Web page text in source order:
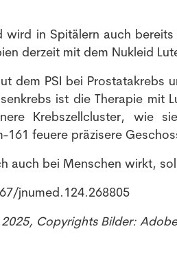
wird in Spitälern auch
derzeit mit dem Nukleid
dem PSI bei Prostatakrebs
ist die Therapie mit
Krebszellcluster, wie
161 feuere präzisere
auch bei Menschen wirkt,
jnumed.124.268805
Copyrights Bilder: